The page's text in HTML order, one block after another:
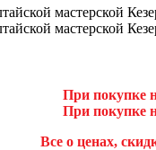
При покупке
При покупке
Все о ценах,